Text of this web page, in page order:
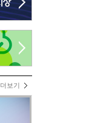
더보기